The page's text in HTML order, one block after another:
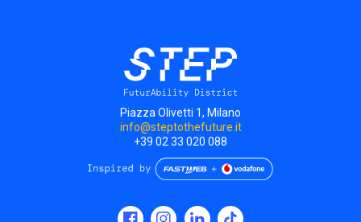
Piazza Olivetti 1, Milano
info@steptothefuture.it
+39 02 33 020 088